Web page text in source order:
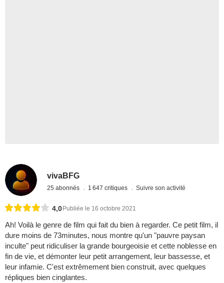
vivaBFG
25 abonnés 1 647 critiques Suivre son activité
4,0 Publiée le 16 octobre 2021
Ah! Voilà le genre de film qui fait du bien à regarder. Ce petit film, il
dure moins de 73minutes, nous montre qu'un "pauvre paysan
inculte" peut ridiculiser la grande bourgeoisie et cette noblesse en
fin de vie, et démonter leur petit arrangement, leur bassesse, et
leur infamie. C'est extrêmement bien construit, avec quelques
répliques bien cinglantes.